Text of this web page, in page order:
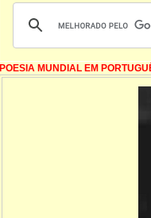
POESIA MUNDIAL EM